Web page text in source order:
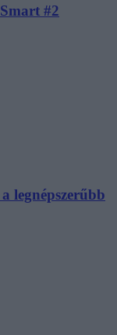
#2
legnépszerűbb